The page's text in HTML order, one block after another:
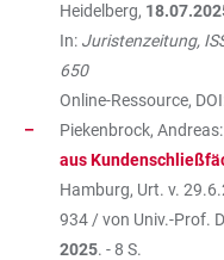
Heidelberg,
In: Juristenzeitung,
650
Online-Ressource,
Piekenbrock, Andreas:
aus
Hamburg, Urt. v.
934 / von Univ.-Prof.
2025. - 8 S.